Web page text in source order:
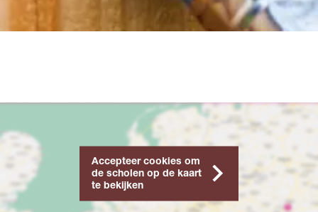
Accepteer cookies om
de scholen op de kaart
te bekijken